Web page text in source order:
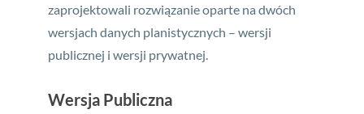
zaprojektowali rozwiązanie oparte na dwóch
wersjach danych planistycznych – wersji
publicznej i wersji prywatnej.
Wersja Publiczna